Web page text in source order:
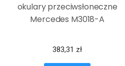
okulary przeciwsłoneczne
Mercedes M3018-A
383,31 zł